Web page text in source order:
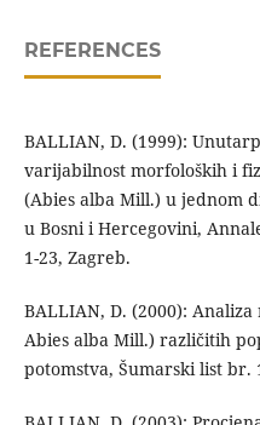
REFERENCES
BALLIAN, D. (1999):
varijabilnost morfoloških i
(Abies alba Mill.) u jednom
u Bosni i Hercegovini,
1-23, Zagreb.
BALLIAN, D. (2000):
Abies alba Mill.) različitih
potomstva, Šumarski list br.